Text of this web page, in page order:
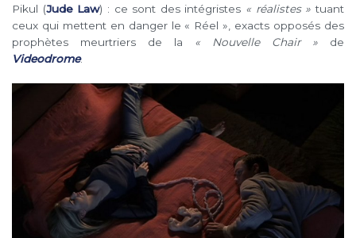
Pikul (Jude Law) : ce sont des intégristes « réalistes »tuant
ceux qui mettent en danger le « Réel », exacts opposés des
prophètes meurtriers de la « Nouvelle Chair » de
Videodrome.